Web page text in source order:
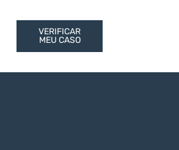
VERIFICAR
MEU CASO